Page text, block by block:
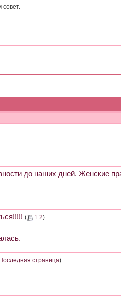
совет.
до наших дней. Женские
( 1 2)
Последняя страница)